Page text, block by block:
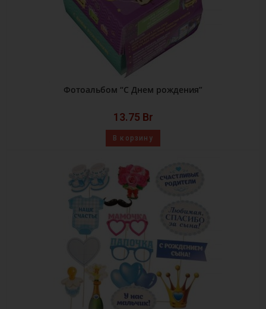
Фотоальбом “С Днем рождения”
13.75 Br
В корзину